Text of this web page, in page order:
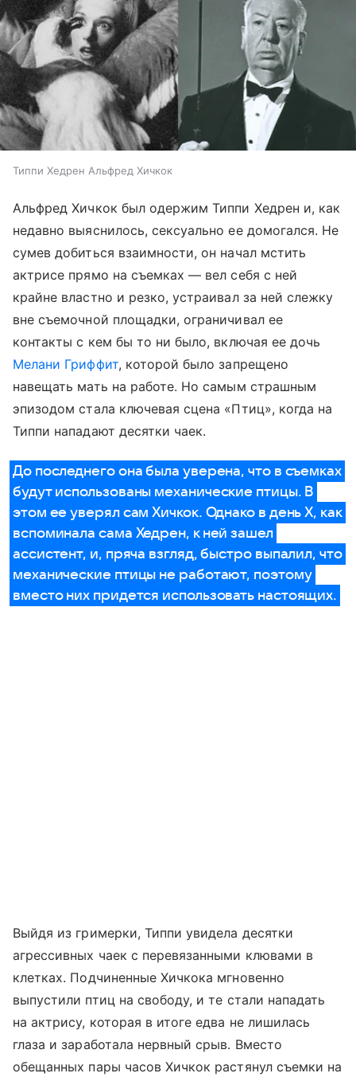
Типпи Хедрен Альфред Хичкок
Альфред Хичкок был одержим Типпи Хедрен и, как
недавно выяснилось, сексуально ее домогался. Не
сумев добиться взаимности, он начал мстить
актрисе прямо на съемках — вел себя с ней
крайне властно и резко, устраивал за ней слежку
вне съемочной площадки, ограничивал ее
контакты с кем бы то ни было, включая ее дочь
Мелани Гриффит, которой было запрещено
навещать мать на работе. Но самым страшным
эпизодом стала ключевая сцена «Птиц», когда на
Типпи нападают десятки чаек.
До последнего она была уверена, что в съемках
будут использованы механические птицы. В
этом ее уверял сам Хичкок. Однако в день X, как
вспоминала сама Хедрен, к ней зашел
ассистент, и, пряча взгляд, быстро выпалил, что
механические птицы не работают, поэтому
вместо них придется использовать настоящих.
Выйдя из гримерки, Типпи увидела десятки
агрессивных чаек с перевязанными клювами в
клетках. Подчиненные Хичкока мгновенно
выпустили птиц на свободу, и те стали нападать
на актрису, которая в итоге едва не лишилась
глаза и заработала нервный срыв. Вместо
обещанных пары часов Хичкок растянул съемки на